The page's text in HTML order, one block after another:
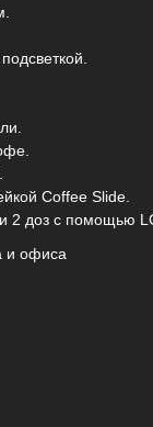
Coffee Slide.
2 доз с помощью
и офиса